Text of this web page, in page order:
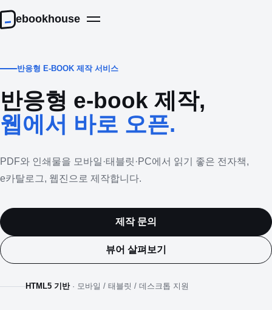
ebookhouse
반응형 E-BOOK 제작 서비스
반응형 e-book 제작,
웹에서 바로 오픈.
PDF와 인쇄물을 모바일·태블릿·PC에서 읽기 좋은 전자책,
e카탈로그, 웹진으로 제작합니다.
제작 문의
뷰어 살펴보기
HTML5 기반· 모바일 / 태블릿 / 데스크톱 지원